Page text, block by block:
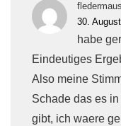
fledermaus
30.
habe
Eindeutiges
Also meine
Schade das es
gibt, ich waere